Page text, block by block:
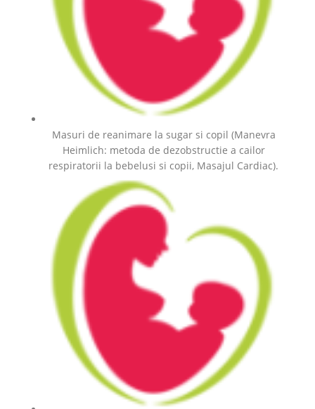
Masuri de reanimare la sugar si copil (Manevra
Heimlich: metoda de dezobstructie a cailor
respiratorii la bebelusi si copii, Masajul Cardiac).